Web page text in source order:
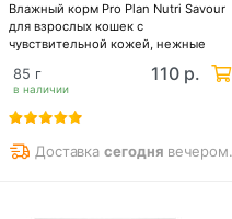
Влажный корм Pro Plan Nutri Savour
для взрослых кошек с
чувствительной кожей, нежные
в наличии
85 г 110 р.
Доставкасегодня вечером.